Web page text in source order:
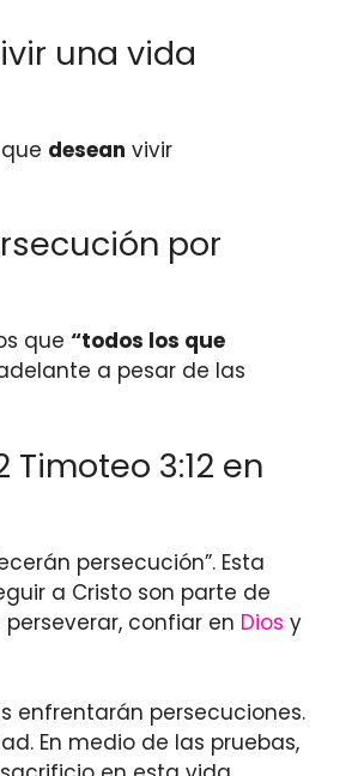
una vida
desean vivir
por
que “todos los que
a pesar de las
3:12 en
persecución”. Esta
a Cristo son parte de
confiar en Dios y
enfrentarán persecuciones.
En medio de las pruebas,